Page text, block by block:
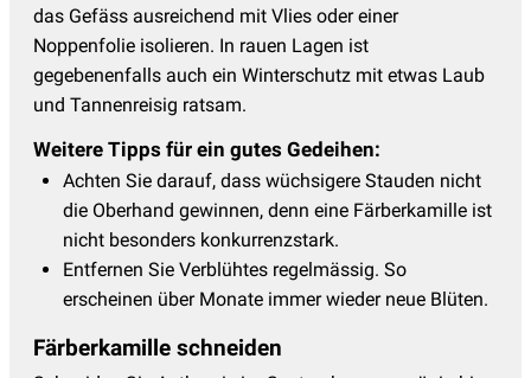
das Gefäss ausreichend mit Vlies oder einer
Noppenfolie isolieren. In rauen Lagen ist
gegebenenfalls auch ein Winterschutz mit etwas Laub
und Tannenreisig ratsam.
Weitere Tipps für ein gutes Gedeihen:
Achten Sie darauf, dass wüchsigere Stauden nicht
die Oberhand gewinnen, denn eine Färberkamille ist
nicht besonders konkurrenzstark.
Entfernen Sie Verblühtes regelmässig. So
erscheinen über Monate immer wieder neue Blüten.
Färberkamille schneiden